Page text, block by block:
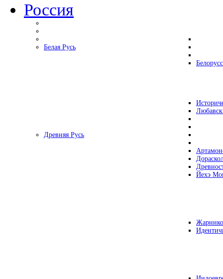
Россия
Белая Русь
Древняя Русь
Йехэ